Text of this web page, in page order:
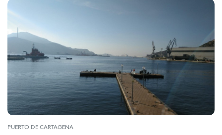
PUERTO DE CARTAGENA